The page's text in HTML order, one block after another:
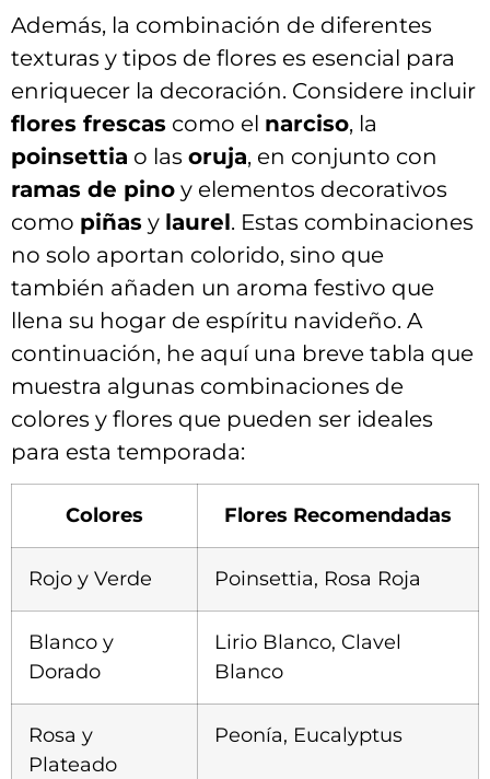
Además, la combinación de diferentes
texturas ⁤y ​tipos de flores ⁢es esencial ​para
enriquecer​ la decoración. ⁣Considere incluir
flores⁤ frescas como el narciso, la⁤
poinsettia o las oruja, en⁣ conjunto con
ramas de ‍pino y elementos ‍decorativos
como piñas y laurel. ⁢Estas combinaciones
‌no solo aportan ​colorido, sino que⁤
también añaden un aroma festivo que
llena su⁤ hogar de espíritu navideño. A
continuación, he aquí una breve tabla ⁤que​
muestra algunas combinaciones de
⁣colores y ​flores que ⁤pueden ser ideales
para esta temporada:
Colores Flores Recomendadas
Rojo ​y⁢ Verde Poinsettia, Rosa⁣ Roja
Blanco y
Dorado
Lirio ‌Blanco, Clavel
Blanco
Rosa ⁣y
Plateado
Peonía, Eucalyptus